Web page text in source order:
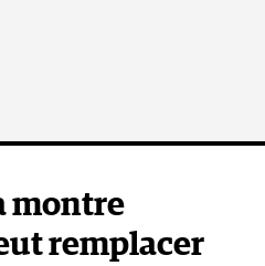
montre
remplacer